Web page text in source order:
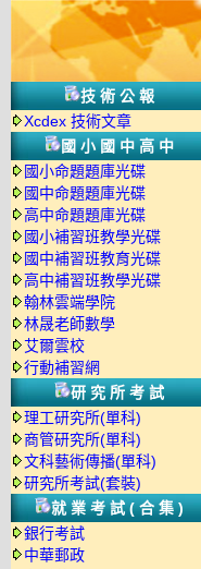
技術公報
Xcdex 技術文章
國小國中高中
國小命題題庫光碟
國中命題題庫光碟
高中命題題庫光碟
國小補習班教學光碟
國中補習班教育光碟
高中補習班教學光碟
翰林雲端學院
林晟老師數學
艾爾雲校
行動補習網
研究所考試
理工研究所(單科)
商管研究所(單科)
文科藝術傳播(單科)
研究所考試(套裝)
就業考試(合集)
銀行考試
中華郵政